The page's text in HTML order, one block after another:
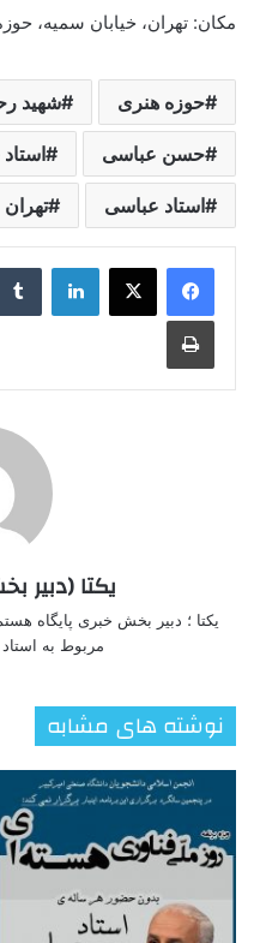
مکان: تهران، خیابان سمیه،
حوزه هنری شهید
حسن عباسی
استاد عباسی تهران
لینکدین
چاپ
یکتا (دبیر
یکتا ؛ دبیر بخش خبری پایگاه
مربوط به
نوشته های مشابه